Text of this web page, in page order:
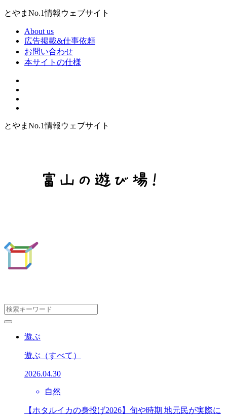
とやまNo.1情報ウェブサイト
About us
広告掲載&仕事依頼
お問い合わせ
本サイトの仕様
とやまNo.1情報ウェブサイト
遊ぶ
遊ぶ （すべて）
2026.04.30
自然
【ホタルイカの身投げ2026】旬や時期 地元民が実際に